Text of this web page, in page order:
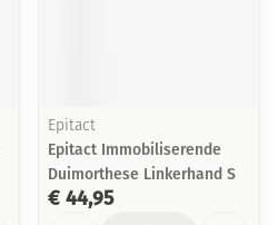
Epitact
Epitact Immobiliserende
Duimorthese Linkerhand S
€ 44,95